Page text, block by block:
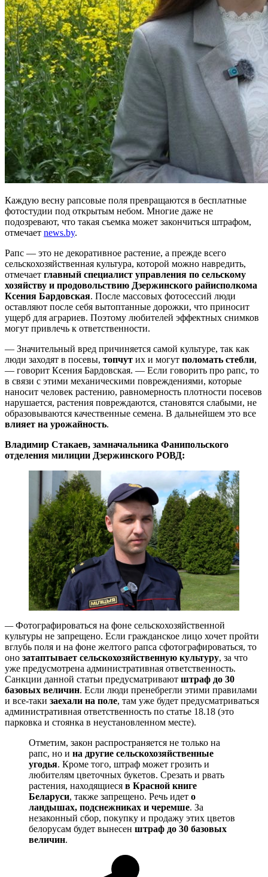
Каждую весну рапсовые поля превращаются в бесплатные
фотостудии под открытым небом. Многие даже не
подозревают, что такая съемка может закончиться штрафом,
отмечает news.by.
Рапс — это не декоративное растение, а прежде всего
сельскохозяйственная культура, которой можно навредить,
отмечает главный специалист управления по сельскому
хозяйству и продовольствию Дзержинского райисполкома
Ксения Бардовская. После массовых фотосессий люди
оставляют после себя вытоптанные дорожки, что приносит
ущерб для аграриев. Поэтому любителей эффектных снимков
могут привлечь к ответственности.
— Значительный вред причиняется самой культуре, так как
люди заходят в посевы, топчут их и могут поломать стебли,
— говорит Ксения Бардовская. — Если говорить про рапс, то
в связи с этими механическими повреждениями, которые
наносит человек растению, равномерность плотности посевов
нарушается, растения повреждаются, становятся слабыми, не
образовываются качественные семена. В дальнейшем это все
влияет на урожайность.
Владимир Стакаев, замначальника Фанипольского
отделения милиции Дзержинского РОВД:
—Фотографироваться на фоне сельскохозяйственной
культуры не запрещено. Если гражданское лицо хочет пройти
вглубь поля и на фоне желтого рапса сфотографироваться, то
оно затаптывает сельскохозяйственную культуру, за что
уже предусмотрена административная ответственность.
Санкции данной статьи предусматривают штраф до 30
базовых величин. Если люди пренебрегли этими правилами
и все-таки заехали на поле, там уже будет предусматриваться
административная ответственность по статье 18.18 (это
парковка и стоянка в неустановленном месте).
Отметим, закон распространяется не только на
рапс, но и на другие сельскохозяйственные
угодья. Кроме того, штраф может грозить и
любителям цветочных букетов. Срезать и рвать
растения, находящиеся в Красной книге
Беларуси, также запрещено. Речь идет о
ландышах, подснежниках и черемше. За
незаконный сбор, покупку и продажу этих цветов
белорусам будет вынесен штраф до 30 базовых
величин.